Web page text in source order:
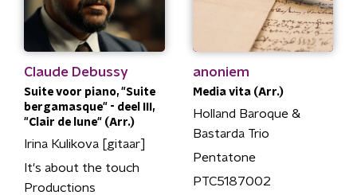
Claude Debussy
Suite voor piano, "Suite
bergamasque" - deel III,
"Clair de lune" (Arr.)
Irina Kulikova [gitaar]
It's about the touch
Productions
anoniem
Media vita (Arr.)
Holland Baroque &
Bastarda Trio
Pentatone
PTC5187002